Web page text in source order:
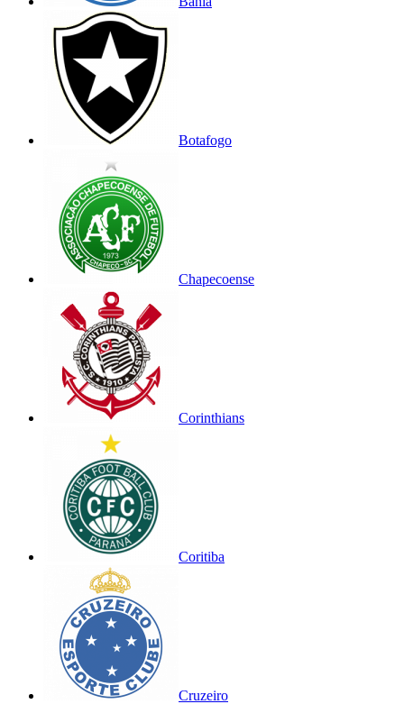
Botafogo
Chapecoense
Corinthians
Coritiba
Cruzeiro